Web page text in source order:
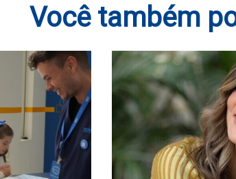
Você também